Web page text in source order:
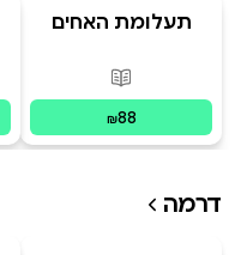
תעלומת האחים
פורמטים זמינים
₪88
דרמה